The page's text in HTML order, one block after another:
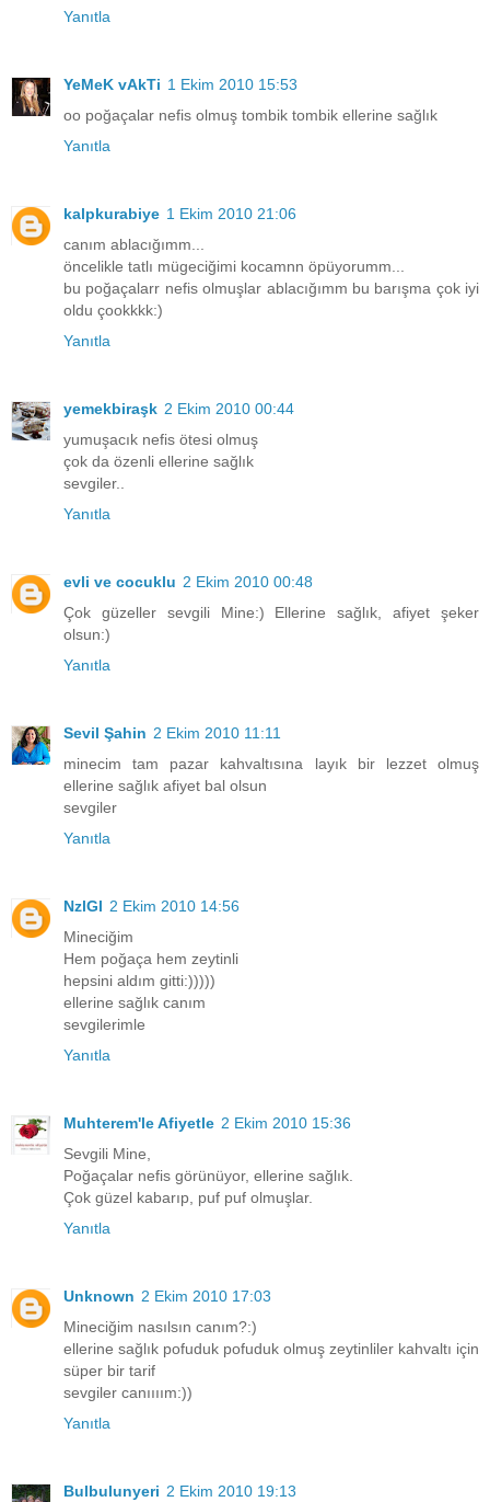
Yanıtla
YeMeK vAkTi 1 Ekim 2010 15:53
oo poğaçalar nefis olmuş tombik tombik ellerine sağlık
Yanıtla
kalpkurabiye 1 Ekim 2010 21:06
canım ablacığımm...
öncelikle tatlı mügeciğimi kocamnn öpüyorumm...
bu poğaçalarr nefis olmuşlar ablacığımm bu barışma çok iyi
oldu çookkkk:)
Yanıtla
yemekbiraşk 2 Ekim 2010 00:44
yumuşacık nefis ötesi olmuş
çok da özenli ellerine sağlık
sevgiler..
Yanıtla
evli ve cocuklu 2 Ekim 2010 00:48
Çok güzeller sevgili Mine:) Ellerine sağlık, afiyet şeker
olsun:)
Yanıtla
Sevil Şahin 2 Ekim 2010 11:11
minecim tam pazar kahvaltısına layık bir lezzet olmuş
ellerine sağlık afiyet bal olsun
sevgiler
Yanıtla
NzlGl 2 Ekim 2010 14:56
Mineciğim
Hem poğaça hem zeytinli
hepsini aldım gitti:)))))
ellerine sağlık canım
sevgilerimle
Yanıtla
Muhterem'le Afiyetle 2 Ekim 2010 15:36
Sevgili Mine,
Poğaçalar nefis görünüyor, ellerine sağlık.
Çok güzel kabarıp, puf puf olmuşlar.
Yanıtla
Unknown 2 Ekim 2010 17:03
Mineciğim nasılsın canım?:)
ellerine sağlık pofuduk pofuduk olmuş zeytinliler kahvaltı için
süper bir tarif
sevgiler canıııım:))
Yanıtla
Bulbulunyeri 2 Ekim 2010 19:13